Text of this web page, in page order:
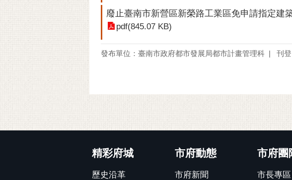
廢止臺南市新營區新榮路工業區免申請指定建
pdf(845.07 KB)
發布單位：臺南市政府都市發展局都市計畫管理科 刊
精彩府城
歷史沿革
市府動態
市府新聞
市府團
市長專區